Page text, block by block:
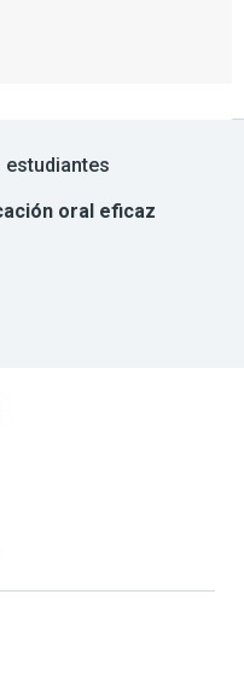
estudiantes
oral eficaz